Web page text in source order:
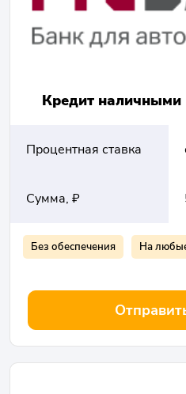
Кредит наличными
Процентная ставка
Сумма, ₽
Без обеспечения На